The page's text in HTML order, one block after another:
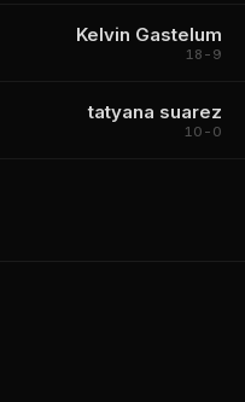
Kelvin Gastelum
18-9
tatyana suarez
10-0